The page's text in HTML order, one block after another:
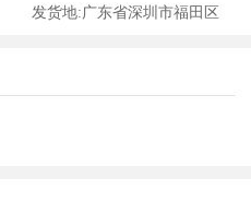
发货地:广东省深圳市福田区